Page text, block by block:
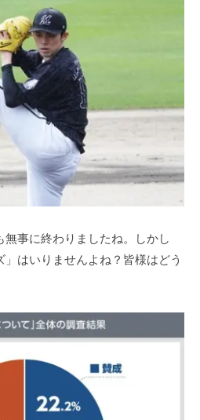
無事に終わりましたね。しかし
」はいりませんよね？皆様はどう